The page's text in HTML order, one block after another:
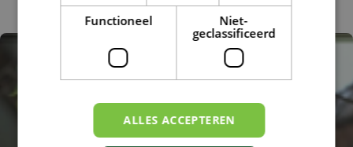
Functioneel
Niet-
geclassificeerd
ALLES ACCEPTEREN